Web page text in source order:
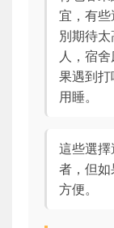
宜，有
別期待
人，宿
果遇到
用睡。
這些選
者，但
方便。